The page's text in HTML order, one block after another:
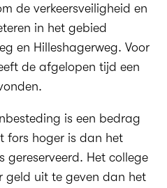
de verkeersveiligheid en
in het gebied
en Hilleshagerweg. Voor
de afgelopen tijd een
is een bedrag
fors hoger is dan het
Het college
geld uit te geven dan het